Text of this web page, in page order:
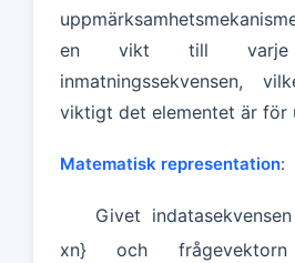
en vikt till varje
inmatningssekvensen,
viktigt det elementet är för
Matematisk representation:
Givet
xn} och